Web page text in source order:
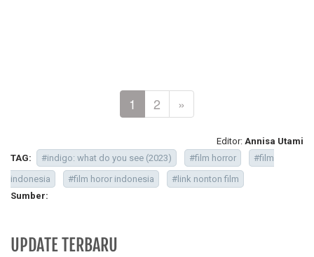
1 2 »
Editor: Annisa Utami
TAG:
#indigo: what do you see (2023) #film horror
#film
indonesia
#film horor indonesia
#link nonton film
Sumber:
UPDATE TERBARU